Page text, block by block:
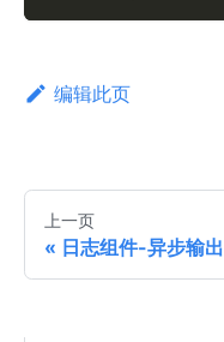
编辑此页
上一页
日志组件-异步输出